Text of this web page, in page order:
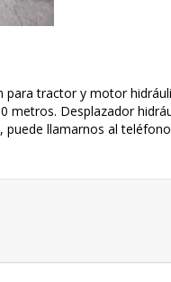
para tractor y motor
Desplazador
llamarnos al